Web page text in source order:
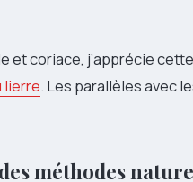
et coriace, j’apprécie
lierre. Les parallèles avec
méthodes